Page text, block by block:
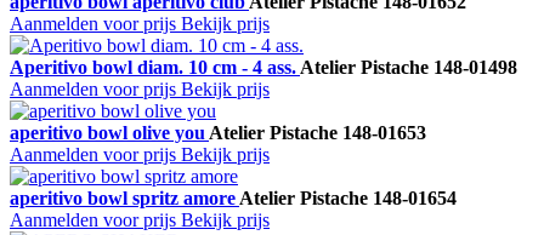
Aanmelden voor prijs Bekijk prijs
Aperitivo bowl diam. 10 cm - 4 ass. Atelier Pistache 148-01498
Aanmelden voor prijs Bekijk prijs
aperitivo bowl olive you Atelier Pistache 148-01653
Aanmelden voor prijs Bekijk prijs
aperitivo bowl spritz amore Atelier Pistache 148-01654
Aanmelden voor prijs Bekijk prijs